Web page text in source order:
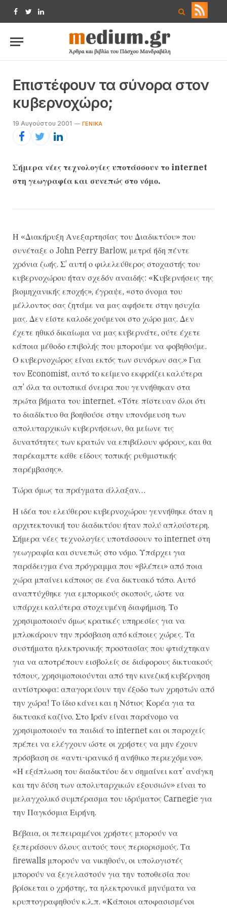
Facebook
TwitterLinkedIn
Eπιστέφουν τα σύνορα στον
κυβερνοχώρο;
19 Αυγούστου 2001 ΓΕΝΙΚΆ
Σήμερα νέες τεχνολογίες υποτάσσουν το internet
στη γεωγραφία και συνεπώς στο νόμο.
Η «Διακήρυξη Ανεξαρτησίας του Διαδικτύου» που
συνέταξε ο John Perry Barlow, μετρά ήδη πέντε
χρόνια ζωής. Σ’ αυτή ο φιλελεύθερος στοχαστής του
κυβερνοχώρου ήταν σχεδόν αναιδής: «Κυβερνήσεις της
βιομηχανικής εποχής», έγραψε, «στο όνομα του
μέλλοντος σας ζητάμε να μας αφήσετε στην ησυχία
μας. Δεν είστε καλοδεχούμενοι στο χώρο μας. Δεν
έχετε ηθικό δικαίωμα να μας κυβερνάτε, ούτε έχετε
κάποια μέθοδο επιβολής που μπορούμε να φοβηθούμε.
Ο κυβερνοχώρος είναι εκτός των συνόρων σας.» Για
τον Economist, αυτό το κείμενο εκφράζει καλύτερα
απ’ όλα τα ουτοπικά όνειρα που γεννήθηκαν στα
πρώτα βήματα του internet. «Τότε πίστευαν όλοι ότι
το διαδίκτυο θα βοηθούσε στην υπονόμευση των
απολυταρχικών κυβερνήσεων, θα μείωνε τις
δυνατότητες των κρατών να επιβάλουν φόρους, και θα
παρέκαμπτε κάθε είδους τοπικής ρυθμιστικής
παρέμβασης».
Τώρα όμως τα πράγματα άλλαξαν…
Η ιδέα του ελεύθερου κυβερνοχώρου γεννήθηκε όταν η
αρχιτεκτονική του διαδικτύου ήταν πολύ απλούστερη.
Σήμερα νέες τεχνολογίες υποτάσσουν το internet στη
γεωγραφία και συνεπώς στο νόμο. Υπάρχει για
παράδειγμα ένα πρόγραμμα που «βλέπει» από ποια
χώρα μπαίνει κάποιος σε ένα δικτυακό τόπο. Αυτό
αναπτύχθηκε για εμπορικούς σκοπούς, ώστε να
υπάρχει καλύτερα στοχευμένη διαφήμιση. Το
χρησιμοποιούν όμως κρατικές υπηρεσίες για να
μπλοκάρουν την πρόσβαση από κάποιες χώρες. Τα
συστήματα ηλεκτρονικής προστασίας που φτιάχτηκαν
για να αποτρέπουν εισβολείς σε διάφορους δικτυακούς
τόπους, χρησιμοποιούνται από την κινεζική κυβέρνηση
αντίστροφα: απαγορεύουν την έξοδο των χρηστών από
την χώρα! Το ίδιο κάνει και η Νότιος Κορέα για τα
δικτυακά καζίνο. Στο Ιράν είναι παράνομο να
χρησιμοποιούν τα παιδιά το internet και οι παροχείς
πρέπει να ελέγχουν ώστε οι χρήστες να μην έχουν
πρόσβαση σε «αντι-ιρανικό ή ανήθικο περιεχόμενο».
«Η εξάπλωση του διαδικτύου δεν σημαίνει κατ’ ανάγκη
και την δύση των απολυταρχικών εξουσιών» είναι το
μελαγχολικό συμπέρασμα του ιδρύματος Carnegie για
την Παγκόσμια Ειρήνη.
Βέβαια, οι πεπειραμένοι χρήστες μπορούν να
ξεπεράσουν όλους αυτούς τους περιορισμούς. Τα
firewalls μπορούν να νικηθούν, οι υπολογιστές
μπορούν να ξεγελαστούν για την τοποθεσία που
βρίσκεται ο χρήστης, τα ηλεκτρονικά μηνύματα να
κρυπτογραφηθούν κ.λ.π. «Κάποιοι αποφασισμένοι